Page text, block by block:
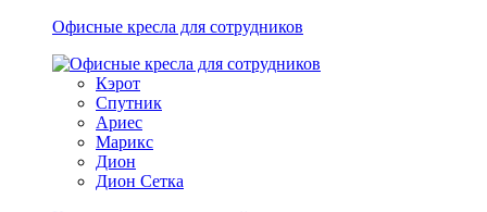
Офисные кресла для сотрудников
Кэрот
Спутник
Ариес
Марикс
Дион
Дион Сетка